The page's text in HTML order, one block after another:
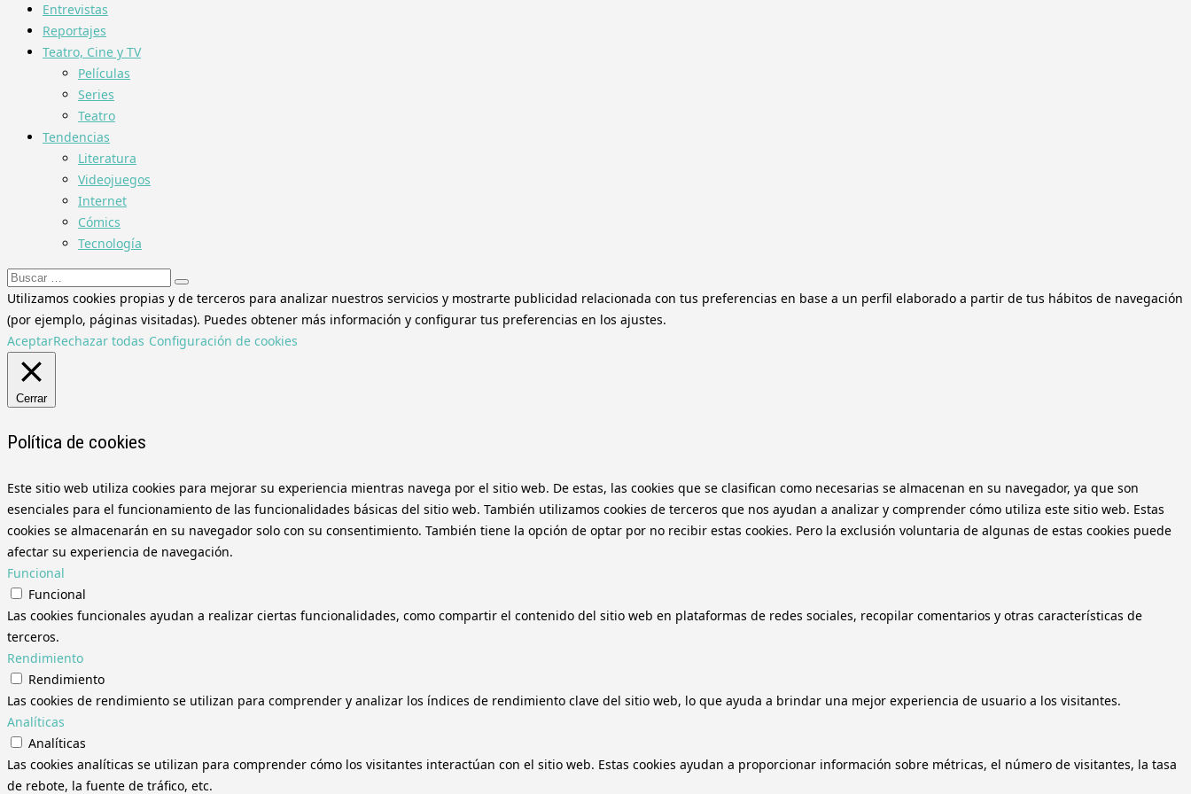
Entrevistas
Reportajes
Teatro, Cine y TV
Películas
Series
Teatro
Tendencias
Literatura
Videojuegos
Internet
Cómics
Tecnología
Buscar:
Utilizamos cookies propias y de terceros para analizar nuestros servicios y mostrarte publicidad relacionada con tus preferencias en base a un perfil elaborado a partir de tus hábitos de navegación
(por ejemplo, páginas visitadas). Puedes obtener más información y configurar tus preferencias en los ajustes.
AceptarRechazar todas Configuración de cookies
Cerrar
Política de cookies
Este sitio web utiliza cookies para mejorar su experiencia mientras navega por el sitio web. De estas, las cookies que se clasifican como necesarias se almacenan en su navegador, ya que son
esenciales para el funcionamiento de las funcionalidades básicas del sitio web. También utilizamos cookies de terceros que nos ayudan a analizar y comprender cómo utiliza este sitio web. Estas
cookies se almacenarán en su navegador solo con su consentimiento. También tiene la opción de optar por no recibir estas cookies. Pero la exclusión voluntaria de algunas de estas cookies puede
afectar su experiencia de navegación.
Funcional
Funcional
Las cookies funcionales ayudan a realizar ciertas funcionalidades, como compartir el contenido del sitio web en plataformas de redes sociales, recopilar comentarios y otras características de
terceros.
Rendimiento
Rendimiento
Las cookies de rendimiento se utilizan para comprender y analizar los índices de rendimiento clave del sitio web, lo que ayuda a brindar una mejor experiencia de usuario a los visitantes.
Analíticas
Analíticas
Las cookies analíticas se utilizan para comprender cómo los visitantes interactúan con el sitio web. Estas cookies ayudan a proporcionar información sobre métricas, el número de visitantes, la tasa
de rebote, la fuente de tráfico, etc.